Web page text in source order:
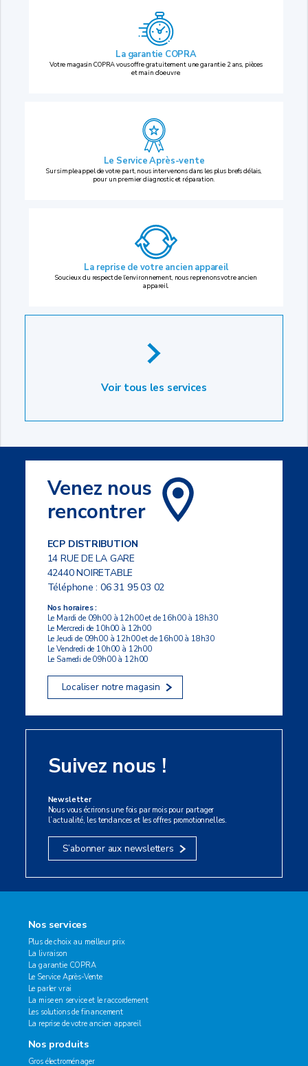
La garantie COPRA
Votre magasin COPRA vous offre gratuitement une garantie 2 ans, pièces
et main d’oeuvre.
Le Service Après-vente
Sur simple appel de votre part, nous intervenons dans les plus brefs délais,
pour un premier diagnostic et réparation.
La reprise de votre ancien appareil
Soucieux du respect de l’environnement, nous reprenons votre ancien
appareil.
Voir tous les services
Venez nous
rencontrer
ECP DISTRIBUTION
14 RUE DE LA GARE
42440 NOIRETABLE
Téléphone :06 31 95 03 02
Nos horaires :
Le Mardi de 09h00 à 12h00 et de 16h00 à 18h30
Le Mercredi de 10h00 à 12h00
Le Jeudi de 09h00 à 12h00 et de 16h00 à 18h30
Le Vendredi de 10h00 à 12h00
Le Samedi de 09h00 à 12h00
Localiser notre magasin
Suivez nous !
Newsletter
Nous vous écrirons une fois par mois pour partager
l’actualité, les tendances et les offres promotionnelles.
S’abonner aux newsletters
Nos services
Plus de choix au meilleur prix
La livraison
La garantie COPRA
Le Service Après-Vente
Le parler vrai
La mise en service et le raccordement
Les solutions de financement
La reprise de votre ancien appareil
Nos produits
Gros électroménager